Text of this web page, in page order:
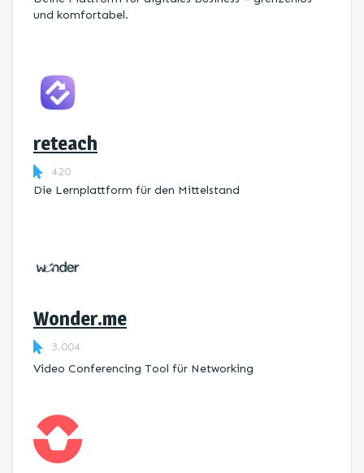
und komfortabel.
reteach
420
Die Lernplattform ​für den Mittelstand
Wonder.me
3.004
Video Conferencing Tool für Networking